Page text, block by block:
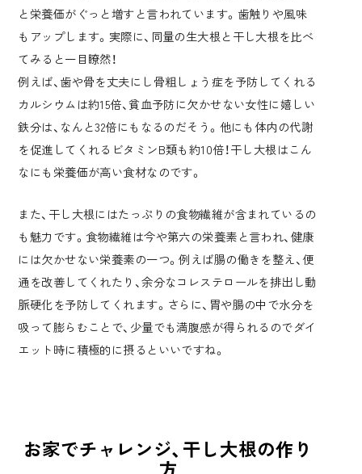
と栄養価がぐっと増すと言われています。歯触りや風味
もアップします。実際に、同量の生大根と干し大根を比べ
てみると一目瞭然！
例えば、歯や骨を丈夫にし骨粗しょう症を予防してくれる
カルシウムは約15倍、貧血予防に欠かせない女性に嬉しい
鉄分は、なんと32倍にもなるのだそう。他にも体内の代謝
を促進してくれるビタミンB類も約10倍！干し大根はこん
なにも栄養価が高い食材なのです。
また、干し大根にはたっぷりの食物繊維が含まれているの
も魅力です。食物繊維は今や第六の栄養素と言われ、健康
には欠かせない栄養素の一つ。例えば腸の働きを整え、便
通を改善してくれたり、余分なコレステロールを排出し動
脈硬化を予防してくれます。さらに、胃や腸の中で水分を
吸って膨らむことで、少量でも満腹感が得られるのでダイ
エット時に積極的に摂るといいですね。
お家でチャレンジ、干し大根の作り
方